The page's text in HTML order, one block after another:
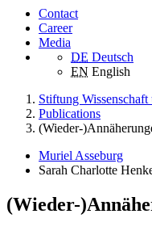
Contact
Career
Media
DE Deutsch
EN English
Stiftung
Publications
(Wieder-
Muriel Asseburg
Sarah Charlotte
(Wieder-